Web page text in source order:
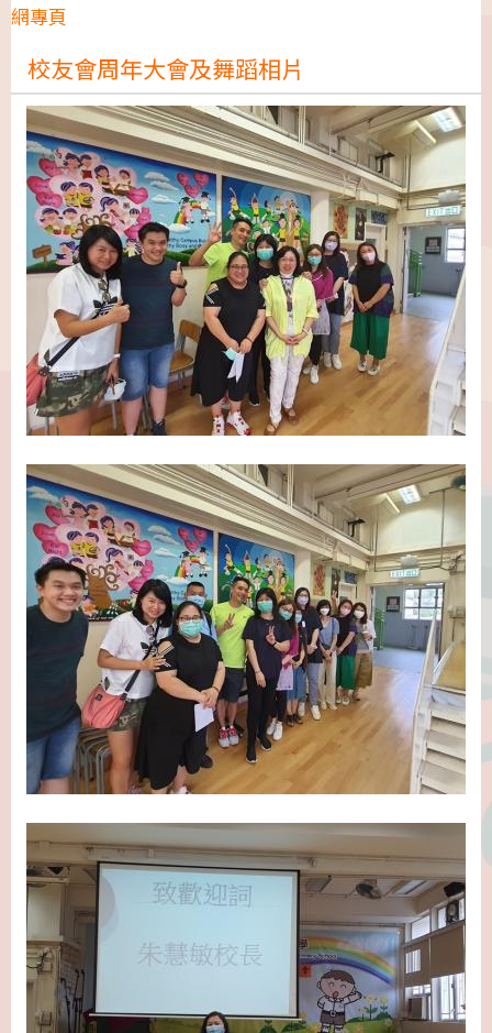
網專頁
校友會周年大會及舞蹈相片